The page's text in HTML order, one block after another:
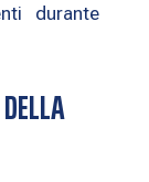
durante